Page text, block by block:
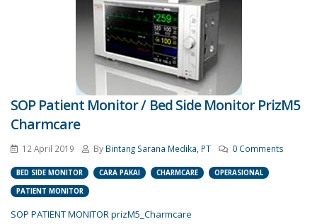
SOP Patient Monitor / Bed Side Monitor PrizM5
Charmcare
12 April 2019 By Bintang Sarana Medika, PT 0 Comments
BED SIDE MONITOR CARA PAKAI CHARMCARE
OPERASIONAL
PATIENT MONITOR
SOP PATIENT MONITOR prizM5_Charmcare